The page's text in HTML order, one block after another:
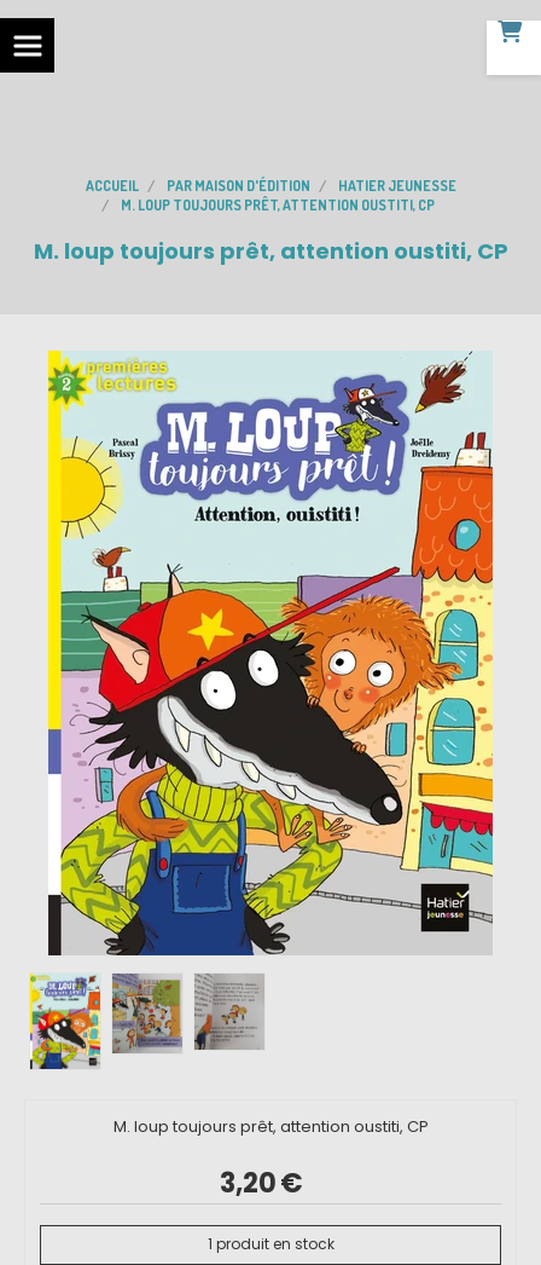
ACCUEIL PAR MAISON D'ÉDITION
HATIER JEUNESSE
M. LOUP TOUJOURS PRÊT, ATTENTION OUSTITI, CP
M. loup toujours prêt, attention oustiti, CP
M. loup toujours prêt, attention oustiti, CP
3,20€
1 produit en stock